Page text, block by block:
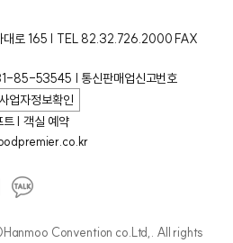
대로 165 | TEL 82.32.726.2000 FAX
85-53545 | 통신판매업신고번호
사업자정보확인
| 객실 예약
Convention co.Ltd,. All rights